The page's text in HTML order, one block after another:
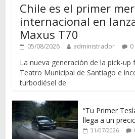
Chile es el primer
internacional en
Maxus T70
05/08/2026 administrador 0
La nueva generación de la pick-up
Teatro Municipal de Santiago e
turbodiésel de
“Tu Primer
llega a un
31/07/2026